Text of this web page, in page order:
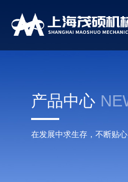
产品中心
在发展中求生存，不断贴